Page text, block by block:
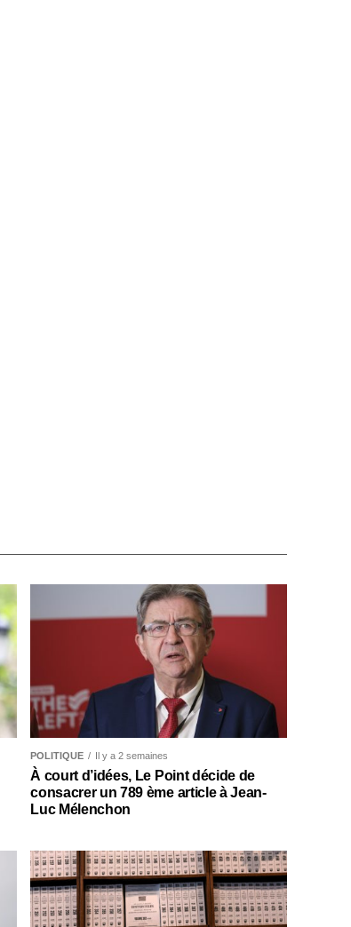
POLITIQUE Il y a 2 semaines
À court d’idées, Le Point décide de
consacrer un 789 ème article à Jean-
Luc Mélenchon